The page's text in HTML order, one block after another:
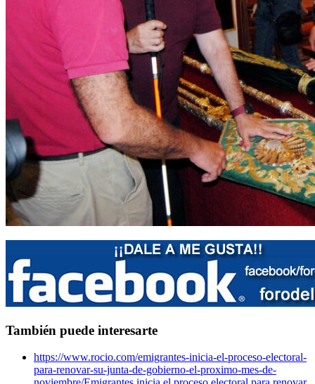
También puede interesarte
https://www.rocio.com/emigrantes-inicia-el-proceso-electoral-
para-renovar-su-junta-de-gobierno-el-proximo-mes-de-